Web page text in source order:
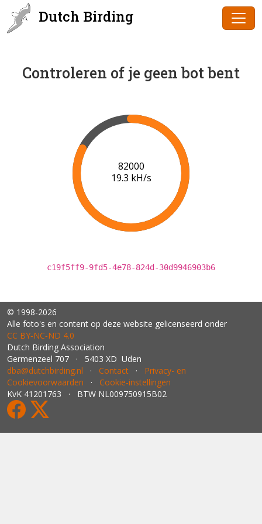
Dutch Birding
Controleren of je geen bot bent
84000
19.4 kH/s
c19f5ff9-9fd5-4e78-824d-30d9946903b6
© 1998-2026
Alle foto's en content op deze website gelicenseerd onder
CC BY‑NC‑ND 4.0
Dutch Birding Association
Germenzeel 707 · 5403 XD Uden
dba@dutchbirding.nl · Contact · Privacy- en
Cookievoorwaarden · Cookie-instellingen
KvK 41201763 · BTW NL009750915B02